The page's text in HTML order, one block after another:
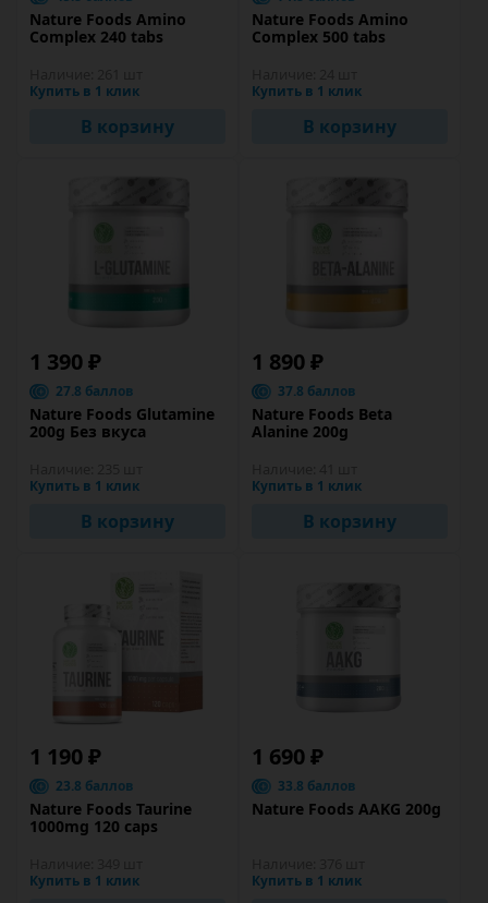
Nature Foods Amino
Complex 240 tabs
Купить в 1 клик
В корзину
Nature Foods Amino
Complex 500 tabs
Купить в 1 клик
В корзину
1 390 ₽
27.8 баллов
Nature Foods Glutamine
200g Без вкуса
Купить в 1 клик
В корзину
1 890 ₽
37.8 баллов
Nature Foods Beta
Alanine 200g
Купить в 1 клик
В корзину
1 190 ₽
23.8 баллов
Nature Foods Taurine
1000mg 120 caps
Купить в 1 клик
1 690 ₽
33.8 баллов
Nature Foods AAKG 200g
Купить в 1 клик